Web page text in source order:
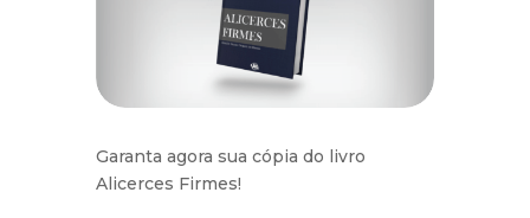
Garanta agora sua cópia do livro
Alicerces Firmes!